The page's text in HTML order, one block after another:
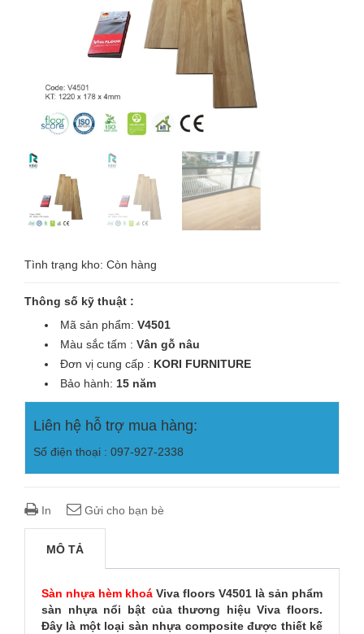
Tình trạng kho: Còn hàng
Thông số kỹ thuật :
Mã sản phẩm: V4501
Màu sắc tấm : Vân gỗ nâu
Đơn vị cung cấp : KORI FURNITURE
Bảo hành: 15 năm
Liên hệ hỗ trợ mua hàng:
Số điện thoại : 097-927-2338
In Gửi cho bạn bè
MÔ TẢ
Sàn nhựa hèm khoá Viva floors V4501 là sản phẩm
sàn nhựa nổi bật của thương hiệu Viva floors.
Đây là một loại sàn nhựa composite được thiết kế